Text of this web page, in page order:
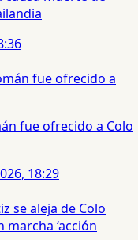
fue ofrecido a Colo
18:29